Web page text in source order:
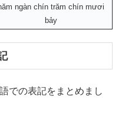
ngàn chín trăm chín mươi
bảy
での表記をまとめまし